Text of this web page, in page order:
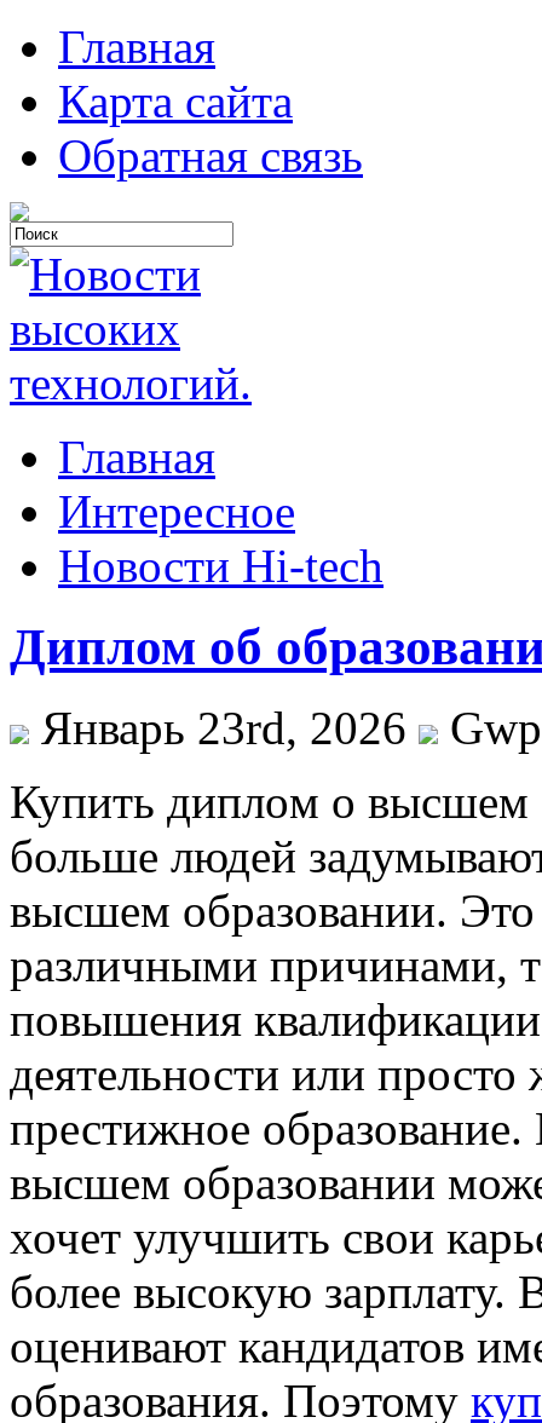
Главная
Карта сайта
Обратная связь
Главная
Интересное
Новости Hi-tech
Диплом об
Январь 23rd, 2026
Купить диплoм o высшeм
больше людей
высшем образовании.
различными причинами,
повышения
деятельности или просто
престижное
высшем образовании
хочет улучшить свои
более высокую зарплату.
оценивают кандидатов
образования. Поэтому